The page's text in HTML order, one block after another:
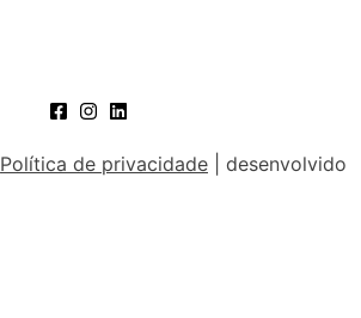
Política de privacidade | desenvolvido